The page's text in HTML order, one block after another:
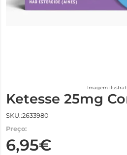
Imagem
Ketesse 25mg
SKU.:2633980
Preço:
6,95€